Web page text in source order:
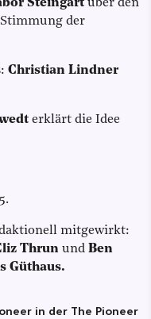
Steingart über den
der
Christian Lindner
erklärt die Idee
mitgewirkt:
Thrun und Ben
Güthaus.
in der The Pioneer